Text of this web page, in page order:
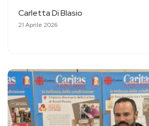
Carletta Di Blasio
21 Aprile 2026